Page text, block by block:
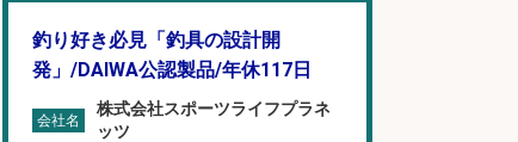
釣り好き必見「釣具の設計開
発」/DAIWA公認製品/年休117日
会社名
株式会社スポーツライフプラネ
ッツ